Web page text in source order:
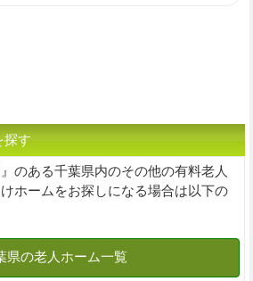
探す
のある千葉県内のその他の有料老人
ホームをお探しになる場合は以下の